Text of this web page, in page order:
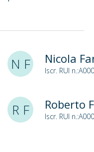
N F
Nicola
Iscr. RUI
R F Roberto
Iscr. RUI